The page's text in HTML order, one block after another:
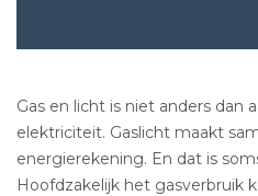
Gas en licht is niet anders dan
elektriciteit. Gaslicht maakt
energierekening. En dat is
Hoofdzakelijk het gasverbruik